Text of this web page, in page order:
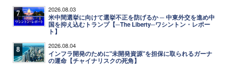
7 2026.08.03
米中間選挙に向けて選挙不正を防げるか ─ 中東外交を進め中
国を抑え込むトランプ【─The Liberty─ワシントン・レポー
ト】
8 2026.08.04
インフラ開発のために"未開発資源"を担保に取られるガーナ
の運命【チャイナリスクの死角】